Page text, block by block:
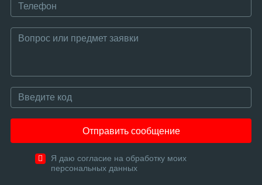
Отправить сообщение
Я даю согласие на обработку моих
персональных данных